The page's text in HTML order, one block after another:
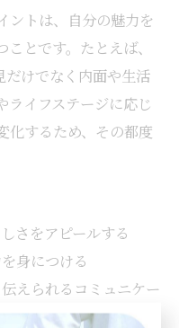
ントは、自分の魅力を
とです。たとえば、
だけでなく内面や生活
ライフステージに応じ
化するため、その都度
さをアピールする
身につける
えられるコミュニケー